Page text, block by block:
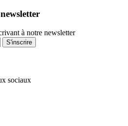
à notre newsletter
S'inscrire
sociaux